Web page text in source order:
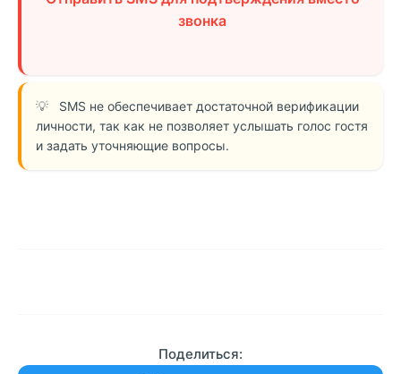
звонка
SMS не обеспечивает достаточной верификации
личности, так как не позволяет услышать голос гостя
и задать уточняющие вопросы.
Поделиться: